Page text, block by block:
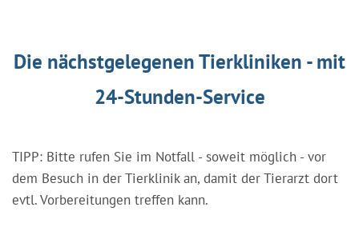
Die nächstgelegenen Tierkliniken - mit
24-Stunden-Service
TIPP: Bitte rufen Sie im Notfall - soweit möglich - vor
dem Besuch in der Tierklinik an, damit der Tierarzt dort
evtl. Vorbereitungen treffen kann.